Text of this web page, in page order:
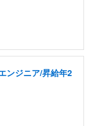
ンジニア/昇給年2